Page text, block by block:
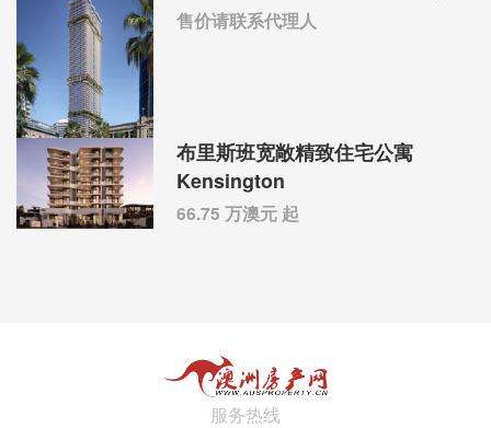
售价请联系代理人
布里斯班宽敞精致住宅公寓
Kensington
66.75 万澳元 起
服务热线